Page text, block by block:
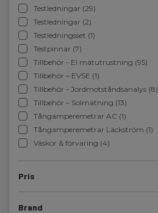
Testledningar (29)
Testledningar (2)
Testledningsset (1)
Testpinnar (7)
Tillbehör - El mätutrustning (95)
Tillbehör – EVSE (1)
Tillbehör - Jordmotståndsanalys (8)
Tillbehör – Solmätning (13)
Tångamperemetrar AC (1)
Tångamperemetrar Läckström (1)
Väskor & förvaring (4)
Pris
Brand